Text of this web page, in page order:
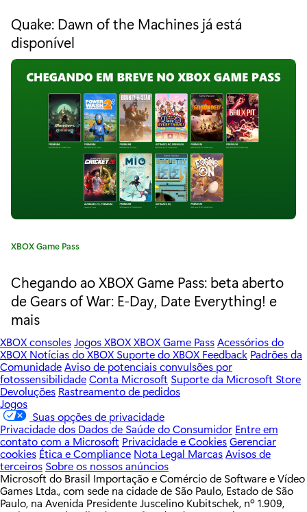
L
.
C
.
I
s
l
e
!
p
h
e
a
d
T
h
e
e
g
o
Quake: Dawn of the Machines já está
disponível
C
e
g
o
i
a
:
XBOX Game Pass
Chegando ao XBOX Game Pass: beta aberto
de Gears of War: E-Day, Date Everything! e
mais
XBOX consolesJogos XBOXXBOX Game PassAcessórios do
XBOX Notícias do XBOX Suporte do XBOX Feedback Padrões da
ComunidadeAviso de potenciais convulsões por
fotossensibilidadeConta Microsoft Suporte da Microsoft Store
Devoluções Rastreamento de pedidos
Jogos
Suas opções de privacidade
Privacidade dos Dados de Saúde do Consumidor Entre em
contato com a Microsoft Privacidade e CookiesGerenciar
cookies Ética e Compliance Nota Legal MarcasAvisos de
terceiros Sobre os nossos anúncios
Microsoft do Brasil Importação e Comércio de Software e Vídeo
Games Ltda., com sede na cidade de São Paulo, Estado de São
Paulo, na Avenida Presidente Juscelino Kubitschek, nº 1.909,